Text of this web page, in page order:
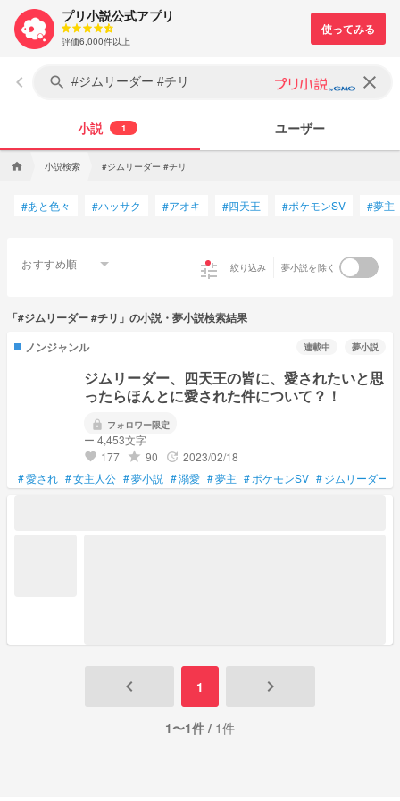
プリ小説公式アプリ
評価6,000件以上
keyboard_arrow_left search clear
小説 1 ユーザー
home 小説検索 #ジムリーダー #チリ
#あと色々 #ハッサク #アオキ #四天王 #ポケモンSV #夢主
おすすめ順 tune 絞り込み 夢小説を除く
「#ジムリーダー #チリ」の小説・夢小説検索結果
ノンジャンル
連載中 夢小説
ジムリーダー、四天王の皆に、愛されたいと思
ったらほんとに愛された件について？！
lock フォロワー限定
ー 4,453文字
favorite 177 grade 90 update 2023/02/18
#愛され #女主人公 #夢小説 #溺愛 #夢主 #ポケモンSV #ジムリーダー
keyboard_arrow_left 1 keyboard_arrow_right
1〜1件 / 1件